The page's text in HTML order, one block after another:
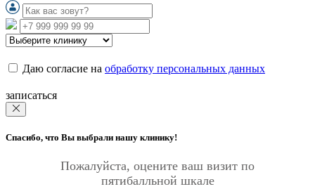
Даю согласие на обработку персональных данных
записаться
Спасибо, что Вы выбрали нашу клинику!
Пожалуйста, оцените ваш визит по
пятибалльной шкале